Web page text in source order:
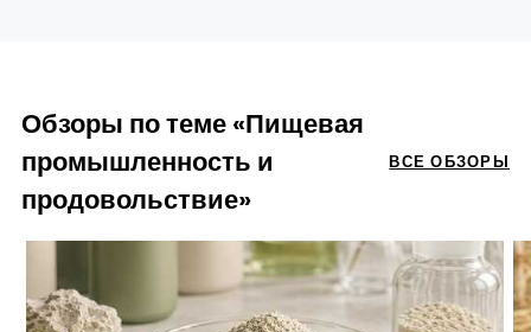
Обзоры по теме «Пищевая
промышленность и
продовольствие»
ВСЕ ОБЗОРЫ